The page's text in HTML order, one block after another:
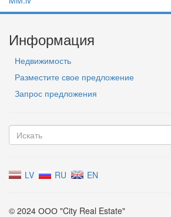
Информация
Недвижимость
Разместите свое предложение
Запрос предложения
LV RU EN
© 2024 ООО "City Real Estate"